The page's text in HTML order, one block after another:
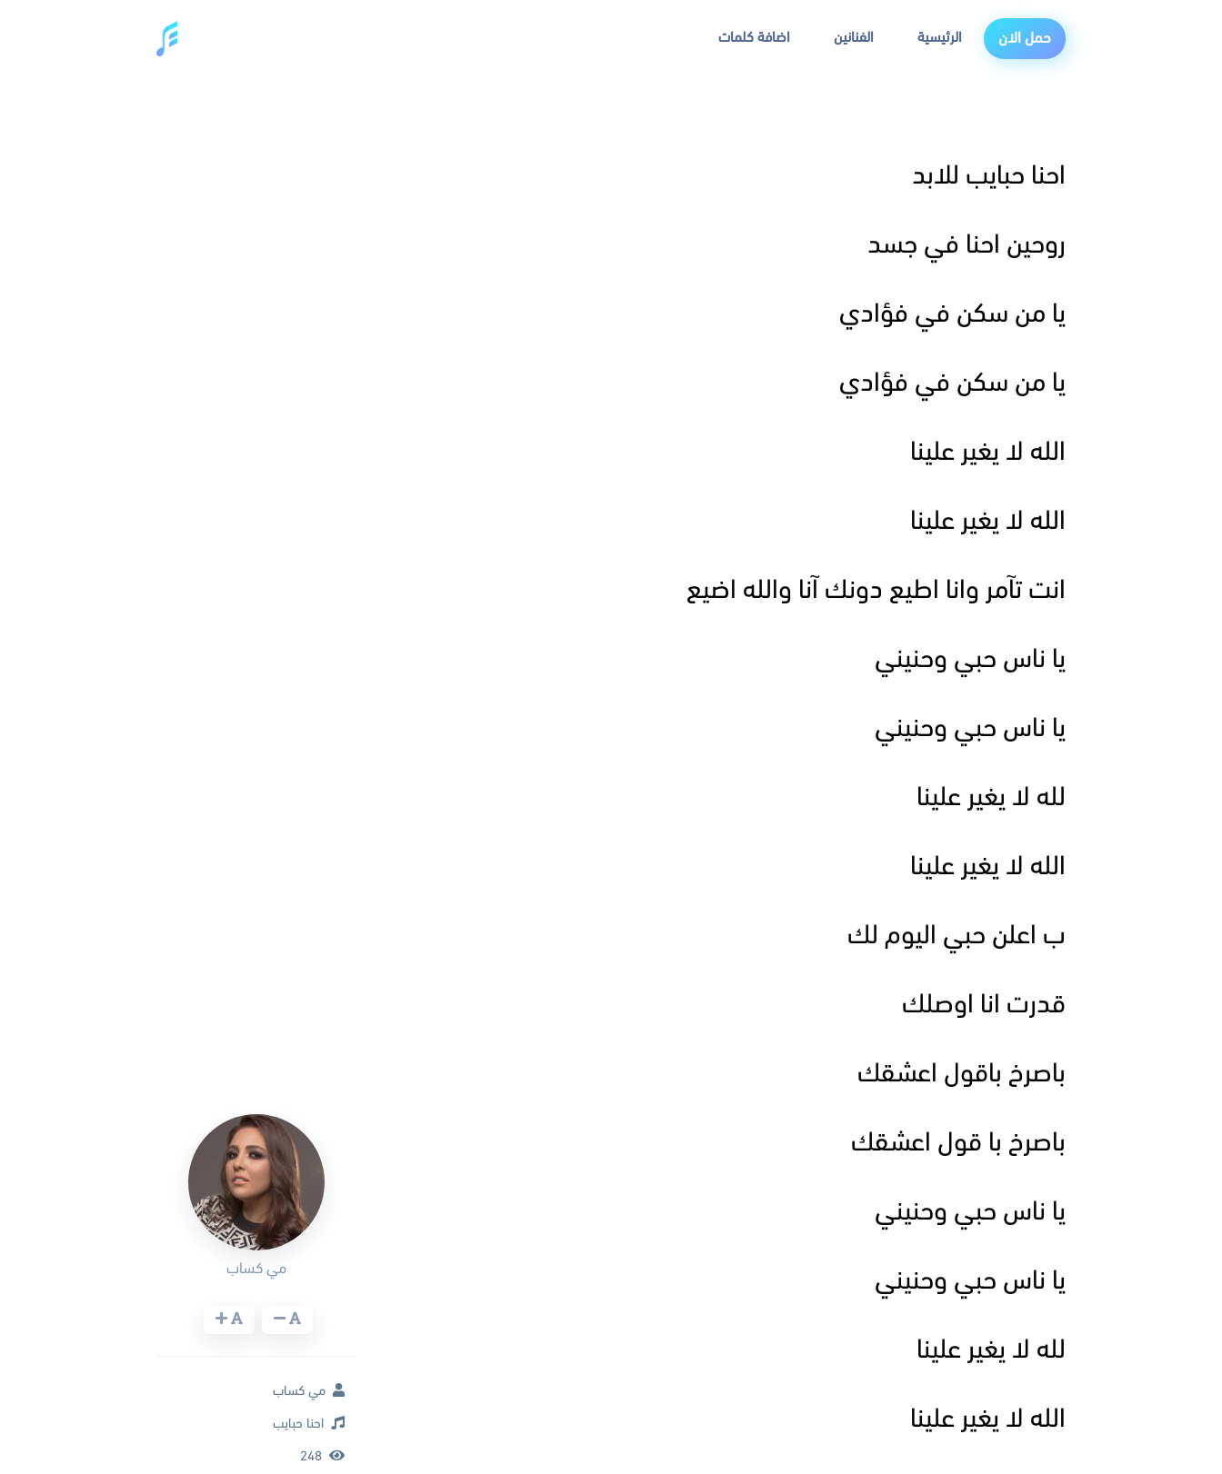
حمل الان الرئيسية الفنانين اضافة كلمات
احنا حبايب للابد
روحين احنا في جسد
يا من سكن في فؤادي
يا من سكن في فؤادي
الله لا يغير علينا
الله لا يغير علينا
انت تآمر وانا اطيع دونك آنا والله اضيع
يا ناس حبي وحنيني
يا ناس حبي وحنيني
لله لا يغير علينا
الله لا يغير علينا
ب اعلن حبي اليوم لك
قدرت انا اوصلك
باصرخ باقول اعشقك
باصرخ با قول اعشقك
يا ناس حبي وحنيني
يا ناس حبي وحنيني
لله لا يغير علينا
الله لا يغير علينا
مي كساب
مي كساب
احنا حبايب
248